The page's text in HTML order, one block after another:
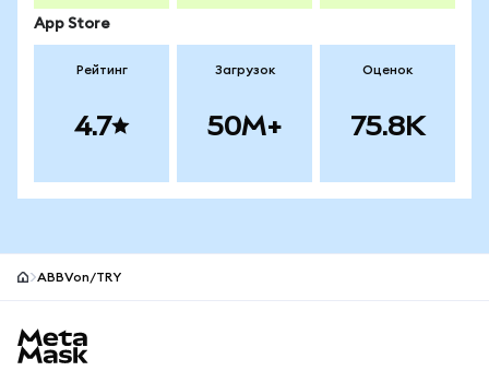
App Store
Рейтинг
4.7
Загрузок
50M+
Оценок
75.8K
ABBVon/TRY